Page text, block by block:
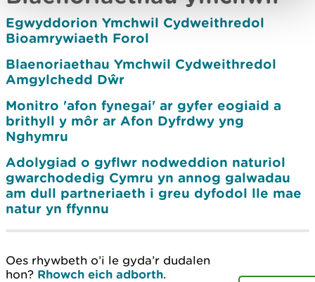
Egwyddorion Ymchwil Cydweithredol
Bioamrywiaeth Forol
Blaenoriaethau Ymchwil Cydweithredol
Amgylchedd Dŵr
Monitro 'afon fynegai' ar gyfer eogiaid a
brithyll y môr ar Afon Dyfrdwy yng
Nghymru
Adolygiad o gyflwr nodweddion naturiol
gwarchodedig Cymru yn annog galwadau
am dull partneriaeth i greu dyfodol lle mae
natur yn ffynnu
Oes rhywbeth o’i le gyda’r dudalen
hon? Rhowch eich adborth.